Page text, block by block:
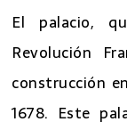
El palacio,
Revolución
construcción
1678. Este